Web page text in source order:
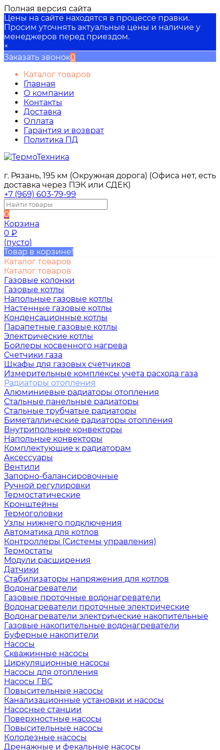
Полная версия сайта
Цены на сайте находятся в процессе правки.
Просим уточнять актуальные цены и наличие у
менеджеров перед приездом.
×
Заказать звонок0
Каталог товаров
Главная
О компании
Контакты
Доставка
Оплата
Гарантия и возврат
Политика ПД
г. Рязань, 195 км (Окружная дорога) (Офиса нет, есть
доставка через ПЭК или СДЕК)
+7 (969) 603-79-99
0
Корзина
0 ₽
(пусто)
Товар в корзине!
Каталог товаров
Каталог товаров
Газовые колонки
Газовые котлы
Напольные газовые котлы
Настенные газовые котлы
Конденсационные котлы
Парапетные газовые котлы
Электрические котлы
Бойлеры косвенного нагрева
Счетчики газа
Шкафы для газовых счетчиков
Измерительные комплексы учета расхода газа
Радиаторы отопления
Алюминиевые радиаторы отопления
Стальные панельные радиаторы
Стальные трубчатые радиаторы
Биметаллические радиаторы отопления
Внутрипольные конвекторы
Напольные конвекторы
Комплектующие к радиаторам
Аксессуары
Вентили
Запорно-балансировочные
Ручной регулировки
Термостатические
Кронштейны
Термоголовки
Узлы нижнего подключения
Автоматика для котлов
Контроллеры (Системы управления)
Термостаты
Модули расширения
Датчики
Стабилизаторы напряжения для котлов
Водонагреватели
Газовые проточные водонагреватели
Водонагреватели проточные электрические
Водонагреватели электрические накопительные
Газовые накопительные водонагреватели
Буферные накопители
Насосы
Скважинные насосы
Циркуляционные насосы
Насосы для отопления
Насосы ГВС
Повысительные насосы
Канализационные установки и насосы
Насосные станции
Поверхностные насосы
Повысительные насосы
Колодезные насосы
Дренажные и фекальные насосы